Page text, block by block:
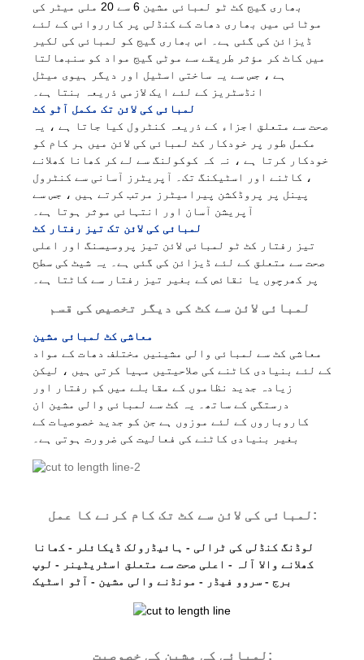
بھاری گیج کٹ ٹو لمبائی مشین 6 سے 20 ملی میٹر کی
موٹائی میں بھاری دھات کے کنڈلی پر کارروائی کے لئے
ڈیزائن کی گئی ہے۔ اس بھاری گیج کو لمبائی کی لکیر
میں کاٹ کر مؤثر طریقے سے موٹی گیج مواد کو سنبھالتا
ہے ، جس سے یہ ساختی اسٹیل اور دیگر ہیوی میٹل
انڈسٹریز کے لئے ایک لازمی ذریعہ بنتا ہے۔
لمبائی کی لائن تک مکمل آٹو کٹ
صحت سے متعلق اجزاء کے ذریعہ کنٹرول کیا جاتا ہے ، یہ
مکمل طور پر خودکار کٹ لمبائی کی لائن میں ہر کام کو
خودکار کرتا ہے ، نہ کہ کوکولنگ سے لے کر کھانا کھلانے
، کاٹنے اور اسٹیکنگ تک۔ آپریٹرز آسانی سے کنٹرول
پینل پر پروڈکشن پیرامیٹرز مرتب کرتے ہیں ، جس سے
آپریشن آسان اور انتہائی موثر ہوتا ہے۔
لمبائی کی لائن تک تیز رفتار کٹ
تیز رفتار کٹ ٹو لمبائی لائن تیز پروسیسنگ اور اعلی
صحت سے متعلق کے لئے ڈیزائن کی گئی ہے۔ یہ شیٹ کی سطح
پر کھرچوں یا نقائص کے بغیر تیز رفتار سے کاٹتا ہے۔
لمبائی لائن سے کٹ کی دیگر تخصیص کی قسم
معاشی کٹ لمبائی مشین
معاشی کٹ سے لمبائی والی مشینیں مختلف دھات کے مواد
کے لئے بنیادی کاٹنے کی صلاحیتیں مہیا کرتی ہیں ، لیکن
زیادہ جدید نظاموں کے مقابلے میں کم رفتار اور
درستگی کے ساتھ۔ یہ کٹ سے لمبائی والی مشین ان
کاروباروں کے لئے موزوں ہے جن کو جدید خصوصیات کے
بغیر بنیادی کاٹنے کی فعالیت کی ضرورت ہوتی ہے۔
لمبائی کی لائن سے کٹ تک کام کرنے کا عمل:
لوڈنگ کنڈلی کی ٹرالی - ہائیڈرولک ڈیکائلر - کھانا
کھلانے والا آلہ - اعلی صحت سے متعلق اسٹریٹینر - لوپ
برج - سروو فیڈر - مونڈنے والی مشین - آٹو اسٹیک
لمبائی کی مشین کی خصوصیت: